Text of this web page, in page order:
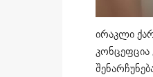
ირაკლი